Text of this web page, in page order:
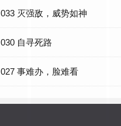
033 灭强敌，威势如神
030 自寻死路
027 事难办，脸难看